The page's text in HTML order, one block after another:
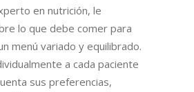
en nutrición, le
lo que debe comer para
menú variado y equilibrado.
a cada paciente
sus preferencias,